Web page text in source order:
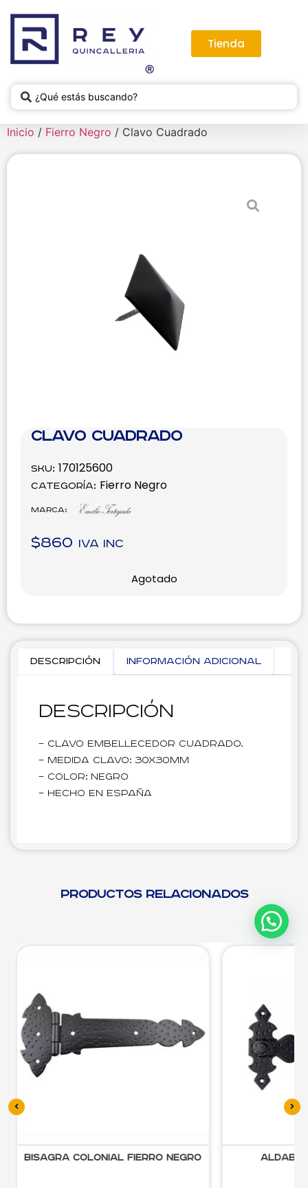
Tienda
Inicio / Fierro Negro / Clavo Cuadrado
Clavo Cuadrado
SKU: 170125600
Categoría: Fierro Negro
Marca:
$860 IVA inc
Agotado
Descripción Información adicional
Descripción
– Clavo embellecedor cuadrado.
– Medida clavo: 30x30mm
– Color: Negro
– Hecho en España
Productos relacionados
Bisagra colonial fierro negro